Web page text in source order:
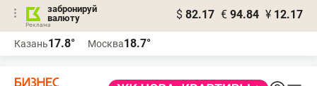
забронируй
валюту
$ 82.17 € 94.84 ¥ 12.17
Казань17.8° Москва18.7°